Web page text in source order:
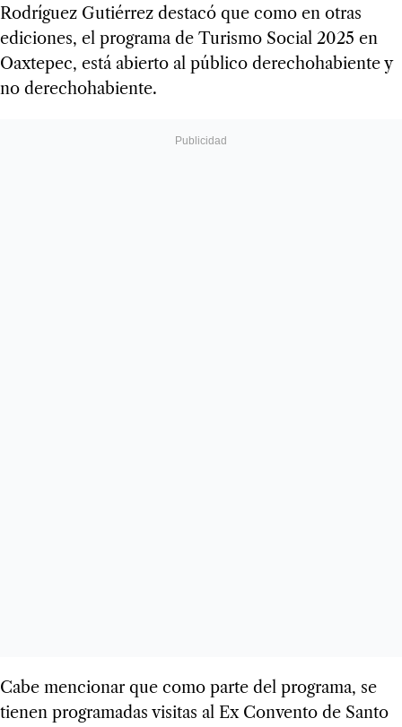
Rodríguez Gutiérrez destacó que como en otras
ediciones, el programa de Turismo Social 2025 en
Oaxtepec, está abierto al público derechohabiente y
no derechohabiente.
Cabe mencionar que como parte del programa, se
tienen programadas visitas al Ex Convento de Santo